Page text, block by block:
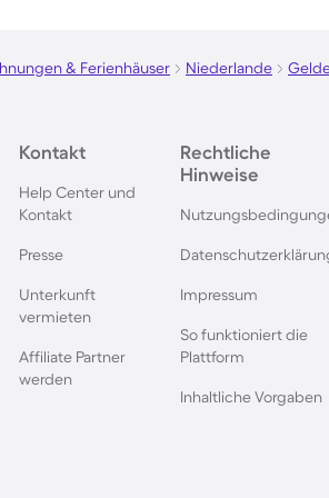
Ferienparks in der
Bornholm Ferienparks in Garda
Eifel Ferienparks in
& Ferienhäuser Niederlande
Kontakt
Help Center und
Kontakt
Presse
Unterkunft
vermieten
Affiliate Partner
werden
Rechtliche
Hinweise
Impressum
So funktioniert die
Plattform
Inhaltliche Vorgaben